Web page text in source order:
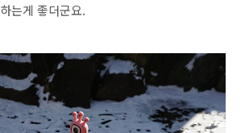
는게 좋더군요.